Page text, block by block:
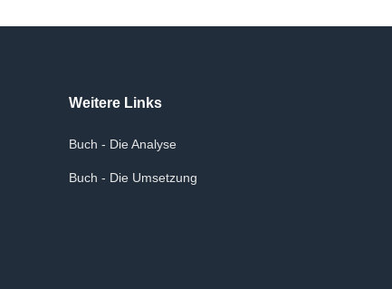
Weitere Links
Buch - Die Analyse
Buch - Die Umsetzung